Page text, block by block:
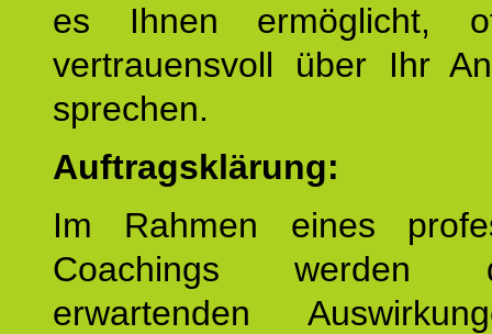
es Ihnen ermöglicht,
vertrauensvoll über Ihr
sprechen.
Auftragsklärung:
Im Rahmen eines
Coachings
erwartenden